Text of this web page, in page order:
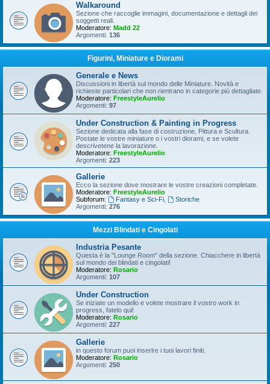
Walkaround
Sezione che raccoglie immagini, documentazione e dettagli dei
soggetti reali.
Moderatore: Madd 22
Argomenti: 136
Figurini, Miniature e Diorami
Generale e News
Discussioni in libertà sul mondo delle Miniature. Novità e
richieste particolari che non rientrano in categorie più dettagliate.
Moderatore: FreestyleAurelio
Argomenti: 97
Under Construction & Painting in Progress
Sezione dedicata alla fase di costruzione, Pittura e Scultura.
Postate le vostre miniature o i vostri diorami, e se volete
descrivetene la lavorazione.
Moderatore: FreestyleAurelio
Argomenti: 223
Gallerie
Ecco la sezione dove mostrare le vostre creazioni completate.
Moderatore: FreestyleAurelio
Subforum:
Fantasy e Sci-Fi,
Storiche
Argomenti: 276
Mezzi Blindati e Cingolati
Industria Pesante
Questa è la "Lounge Room" della sezione. Chiacchere in libertà
sul mondo dei blindati e cingolati!
Moderatore: Rosario
Argomenti: 107
Under Construction
Se iniziate un modello e volete mostrare il vostro work in
progress, fatelo qui!
Moderatore: Rosario
Argomenti: 227
Gallerie
in questo forum puoi inserire i tuoi lavori finiti.
Moderatore: Rosario
Argomenti: 250